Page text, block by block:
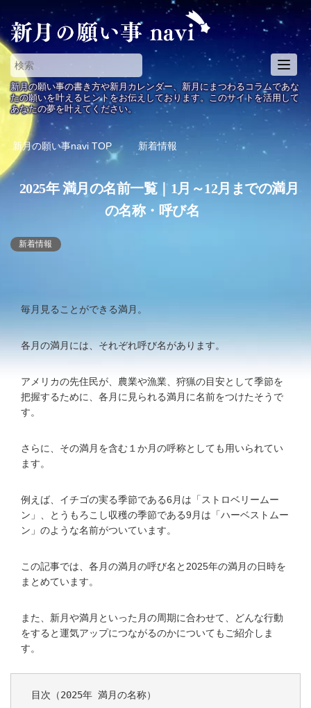
T
o
g
g
e
v
新月の願い事の書き方や新月カレンダー、新月にまつわるコラムであな
たの願いを叶えるヒントをお伝えしております。このサイトを活用して
あなたの夢を叶えてください。
新月の願い事navi TOP 新着情報
2025年 満月の名前一覧｜1月～12月までの満月
の名称・呼び名
新着情報
毎月見ることができる満月。
各月の満月には、それぞれ呼び名があります。
アメリカの先住民が、農業や漁業、狩猟の目安として季節を
把握するために、各月に見られる満月に名前をつけたそうで
す。
さらに、その満月を含む１か月の呼称としても用いられてい
ます。
例えば、イチゴの実る季節である6月は「ストロベリームー
ン」、とうもろこし収穫の季節である9月は「ハーベストムー
ン」のような名前がついています。
この記事では、各月の満月の呼び名と2025年の満月の日時を
まとめています。
また、新月や満月といった月の周期に合わせて、どんな行動
をすると運気アップにつながるのかについてもご紹介しま
す。
目次（2025年 満月の名称）